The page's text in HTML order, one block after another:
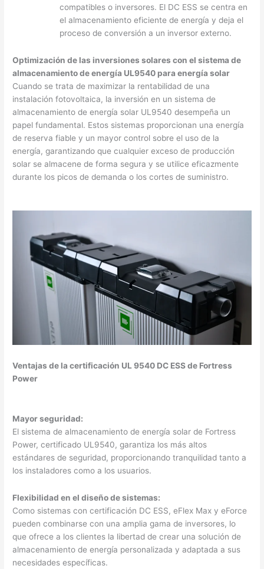
compatibles o inversores. El DC ESS se centra en
el almacenamiento eficiente de energía y deja el
proceso de conversión a un inversor externo.
Optimización de las inversiones solares con el sistema de
almacenamiento de energía UL9540 para energía solar
Cuando se trata de maximizar la rentabilidad de una
instalación fotovoltaica, la inversión en un sistema de
almacenamiento de energía solar UL9540 desempeña un
papel fundamental. Estos sistemas proporcionan una energía
de reserva fiable y un mayor control sobre el uso de la
energía, garantizando que cualquier exceso de producción
solar se almacene de forma segura y se utilice eficazmente
durante los picos de demanda o los cortes de suministro.
Ventajas de la certificación UL 9540 DC ESS de Fortress
Power
Mayor seguridad:
El sistema de almacenamiento de energía solar de Fortress
Power, certificado UL9540, garantiza los más altos
estándares de seguridad, proporcionando tranquilidad tanto a
los instaladores como a los usuarios.
Flexibilidad en el diseño de sistemas:
Como sistemas con certificación DC ESS, eFlex Max y eForce
pueden combinarse con una amplia gama de inversores, lo
que ofrece a los clientes la libertad de crear una solución de
almacenamiento de energía personalizada y adaptada a sus
necesidades específicas.